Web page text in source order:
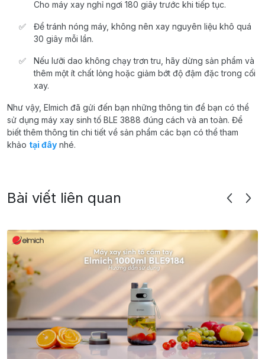
Cho máy xay nghỉ ngơi 180 giây trước khi tiếp tục.
Để tránh nóng máy, không nên xay nguyên liệu khô quá
30 giây mỗi lần.
Nếu lưỡi dao không chạy trơn tru hãy dừng sản phẩm và
thêm một ít chất lỏng hoặc giảm bớt độ đậm đặc trong cối
xay.
Như vậy, Elmich đã gửi đến bạn những thông tin để bạn có thể
sử dụng máy xay sinh tố BLE 3888 đúng cách và an toàn. Để
biết thêm thông tin chitiết về sản phẩm các bạn có thể tham
khảo tại đây nhé.
Bài viết liên quan